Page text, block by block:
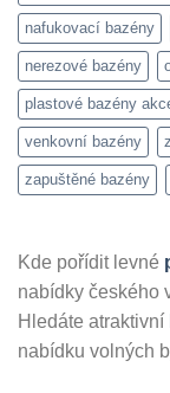
nafukovací bazény
nerezové bazény
plastové bazény
venkovní bazény
zapuštěné bazény
Kde pořídit levné
nabídky českého
Hledáte atraktivní
nabídku volných